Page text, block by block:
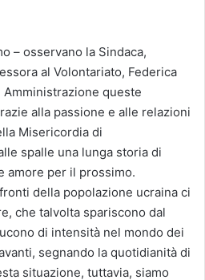
– osservano la Sindaca,
al Volontariato, Federica
queste
alla passione e alle relazioni
Misericordia di
spalle una lunga storia di
amore per il prossimo.
della popolazione ucraina ci
che talvolta spariscono dal
di intensità nel mondo dei
segnando la quotidianità di
situazione, tuttavia, siamo